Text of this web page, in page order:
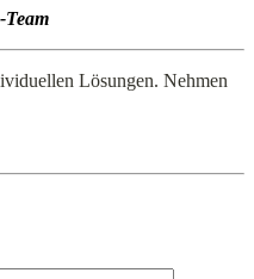
Team
Lösungen. Nehmen